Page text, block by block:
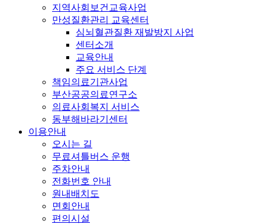
지역사회보건교육사업
만성질환관리 교육센터
심뇌혈관질환 재발방지 사업
센터소개
교육안내
주요 서비스 단계
책임의료기관사업
부산공공의료연구소
의료사회복지 서비스
동부해바라기센터
이용안내
오시는 길
무료셔틀버스 운행
주차안내
전화번호 안내
원내배치도
면회안내
편의시설